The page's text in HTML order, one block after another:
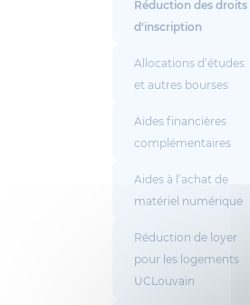
Réduction des droits
d'inscription
Allocations d’études
et autres bourses
Aides financières
complémentaires
Aides à l’achat de
matériel numérique
Réduction de loyer
pour les logements
UCLouvain